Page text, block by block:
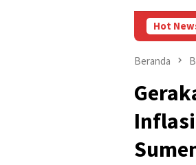
Hot
Komitmen Pembangunan
Beranda